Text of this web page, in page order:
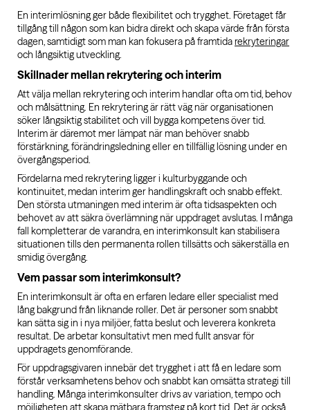
En interimlösning ger både flexibilitet och trygghet. Företaget får
tillgång till någon som kan bidra direkt och skapa värde från första
dagen, samtidigt som man kan fokusera på framtidarekryteringar
och långsiktig utveckling.
Skillnader mellan rekrytering och interim
Att välja mellan rekrytering och interim handlar ofta om tid, behov
och målsättning. En rekrytering är rätt väg när organisationen
söker långsiktig stabilitet och vill bygga kompetens över tid.
Interim är däremot mer lämpat när man behöver snabb
förstärkning, förändringsledning eller en tillfällig lösning under en
övergångsperiod.
Fördelarna med rekrytering ligger i kulturbyggande och
kontinuitet, medan interim ger handlingskraft och snabb effekt.
Den största utmaningen med interim är ofta tidsaspekten och
behovet av att säkra överlämning när uppdraget avslutas. I många
fall kompletterar de varandra, en interimkonsult kan stabilisera
situationen tills den permanenta rollen tillsätts och säkerställa en
smidig övergång.
Vem passar som interimkonsult?
En interimkonsult är ofta en erfaren ledare eller specialist med
lång bakgrund från liknande roller. Det är personer som snabbt
kan sätta sig in i nya miljöer, fatta beslut och leverera konkreta
resultat. De arbetar konsultativt men med fullt ansvar för
uppdragets genomförande.
För uppdragsgivaren innebär det trygghet i att få en ledare som
förstår verksamhetens behov och snabbt kan omsätta strategi till
handling. Många interimkonsulter drivs av variation, tempo och
möjligheten att skapa mätbara framsteg på kort tid. Det är också